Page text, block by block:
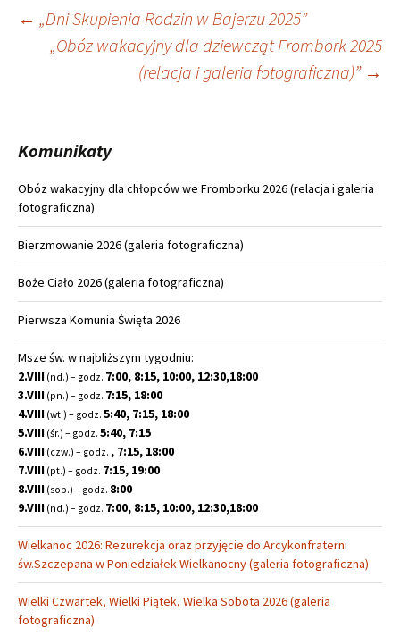
Nawigacja
← „Dni Skupienia Rodzin w Bajerzu 2025”
„Obóz wakacyjny dla dziewcząt Frombork 2025
(relacja i galeria fotograficzna)” →
Komunikaty
Obóz wakacyjny dla chłopców we Fromborku 2026 (relacja i galeria
fotograficzna)
Bierzmowanie 2026 (galeria fotograficzna)
Boże Ciało 2026 (galeria fotograficzna)
Pierwsza Komunia Święta 2026
Msze św. w najbliższym tygodniu:
2.VIII (nd.) – godz. 7:00, 8:15, 10:00, 12:30,18:00
3.VIII (pn.) – godz. 7:15, 18:00
4.VIII (wt.) – godz. 5:40, 7:15, 18:00
5.VIII (śr.) – godz. 5:40, 7:15
6.VIII (czw.) – godz. , 7:15, 18:00
7.VIII (pt.) – godz. 7:15, 19:00
8.VIII (sob.) – godz. 8:00
9.VIII (nd.) – godz. 7:00, 8:15, 10:00, 12:30,18:00
Wielkanoc 2026: Rezurekcja oraz przyjęcie do Arcykonfraterni
św.Szczepana w Poniedziałek Wielkanocny (galeria fotograficzna)
Wielki Czwartek, Wielki Piątek, Wielka Sobota 2026 (galeria
fotograficzna)